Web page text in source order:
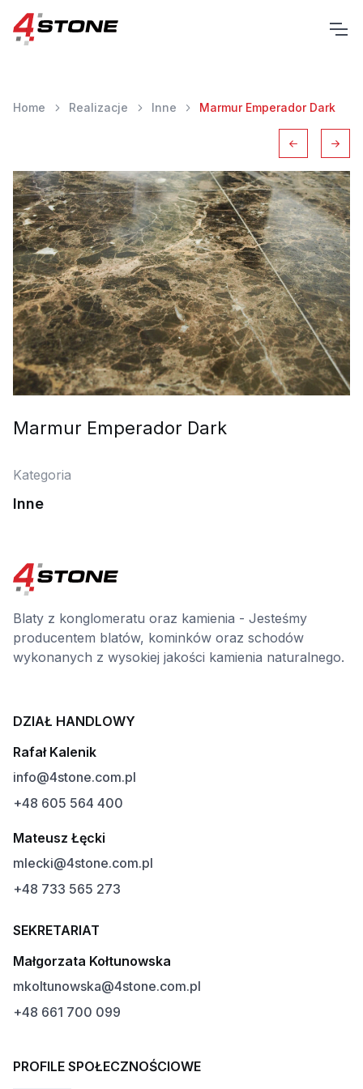
Home Realizacje Inne Marmur Emperador Dark
Marmur Emperador Dark
Kategoria
Inne
Blaty z konglomeratu oraz kamienia - Jesteśmy
producentem blatów, kominków oraz schodów
wykonanych z wysokiej jakości kamienia naturalnego.
DZIAŁ HANDLOWY
Rafał Kalenik
info@4stone.com.pl
+48 605 564 400
Mateusz Łęcki
mlecki@4stone.com.pl
+48 733 565 273
SEKRETARIAT
Małgorzata Kołtunowska
mkoltunowska@4stone.com.pl
+48 661 700 099
PROFILE SPOŁECZNOŚCIOWE